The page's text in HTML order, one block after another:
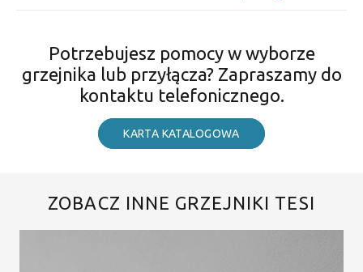
Potrzebujesz pomocy w wyborze
grzejnika lub przyłącza? Zapraszamy do
kontaktu telefonicznego.
KARTA KATALOGOWA
ZOBACZ INNE GRZEJNIKI TESI